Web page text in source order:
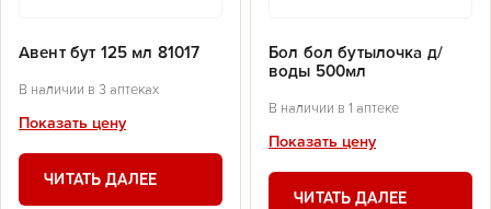
Авент бут 125 мл 81017
В наличии в 3 аптеках
Показать цену
ЧИТАТЬ ДАЛЕЕ
Бол бол бутылочка д/
воды 500мл
В наличии в 1 аптеке
Показать цену
ЧИТАТЬ ДАЛЕЕ